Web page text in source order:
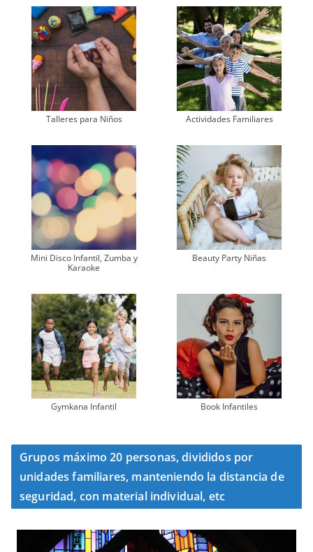
Talleres para Niños Actividades Familiares
Mini Disco Infantil, Zumba y
Karaoke
Beauty Party Niñas
Gymkana Infantil Book Infantiles
Grupos máximo 20 personas, divididos por
unidades familiares, manteniendo la distancia de
seguridad, con material individual, etc